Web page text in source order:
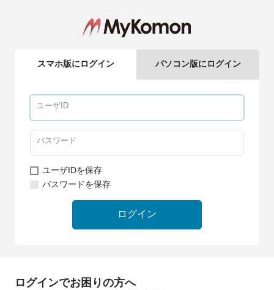
スマホ版にログイン パソコン版にログイン
ユーザIDを保存
パスワードを保存
ログイン
ログインでお困りの方へ